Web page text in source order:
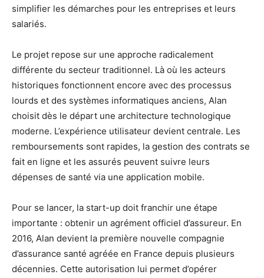
simplifier les démarches pour les entreprises et leurs
salariés.
Le projet repose sur une approche radicalement
différente du secteur traditionnel. Là où les acteurs
historiques fonctionnent encore avec des processus
lourds et des systèmes informatiques anciens, Alan
choisit dès le départ une architecture technologique
moderne. L’expérience utilisateur devient centrale. Les
remboursements sont rapides, la gestion des contrats se
fait en ligne et les assurés peuvent suivre leurs
dépenses de santé via une application mobile.
Pour se lancer, la start-up doit franchir une étape
importante : obtenir un agrément officiel d’assureur. En
2016, Alan devient la première nouvelle compagnie
d’assurance santé agréée en France depuis plusieurs
décennies. Cette autorisation lui permet d’opérer